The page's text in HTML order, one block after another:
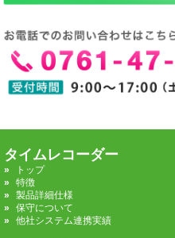
タイムレコーダー
トップ
特徴
製品詳細仕様
保守について
他社システム連携実績